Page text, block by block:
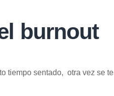
burnout
tiempo sentado, otra vez se te